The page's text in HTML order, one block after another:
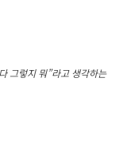
그렇지 뭐”라고 생각하는